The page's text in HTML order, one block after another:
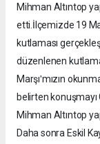
Mihman Altıntop
etti.İlçemizde 19
kutlaması
düzenlenen
Marşıʹmızın
belirten
Mihman Altıntop
Daha sonra Eskil